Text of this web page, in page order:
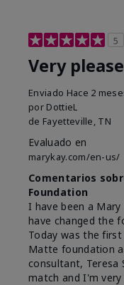
5
Very
Enviado Hace 2
por DottieL
de Fayetteville, TN
Evaluado en
marykay.com/en-us/
Comentarios
Foundation
I have been a
have changed the
Today was the
Matte foundation
consultant,
match and I'm very